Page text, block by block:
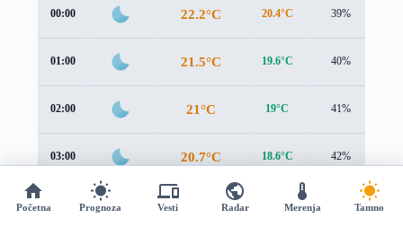
00:00 22.2°C 20.4°C 39%
01:00 21.5°C 19.6°C 40%
02:00 21°C 19°C 41%
03:00 20.7°C 18.6°C 42%
04:00 18.3°C
Početna Prognoza Vesti Radar Merenja Tamno